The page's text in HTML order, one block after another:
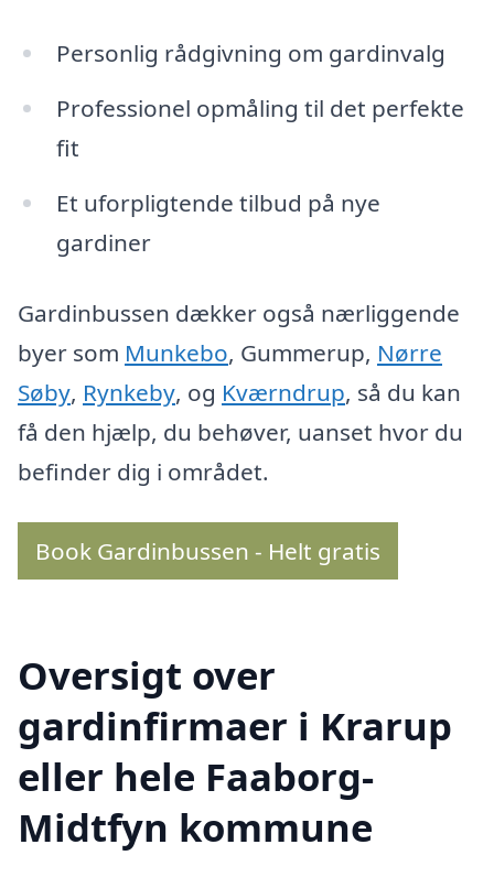
Personlig rådgivning om gardinvalg
Professionel opmåling til det perfekte
fit
Et uforpligtende tilbud på nye
gardiner
Gardinbussen dækker også nærliggende
byer som Munkebo, Gummerup, Nørre
Søby, Rynkeby, og Kværndrup, så du kan
få den hjælp, du behøver, uanset hvor du
befinder dig i området.
Book Gardinbussen - Helt gratis
Oversigt over
gardinfirmaer i Krarup
eller hele Faaborg-
Midtfyn kommune